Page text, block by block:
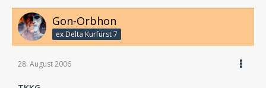
Gon-Orbhon
ex Delta Kurfürst 7
28. August 2006